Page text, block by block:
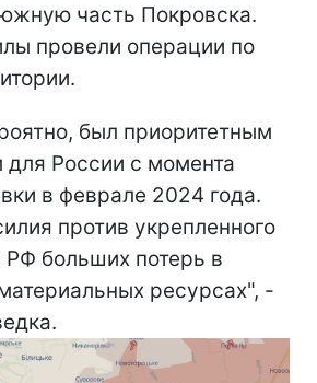
часть Покровска.
провели операции по
был приоритетным
для России с момента
в феврале 2024 года.
против укрепленного
РФ больших потерь в
ресурсах", -